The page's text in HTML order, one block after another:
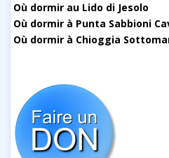
Où dormir au Lido di Jesolo
Où dormir à Punta Sabbioni
Où dormir à Chioggia